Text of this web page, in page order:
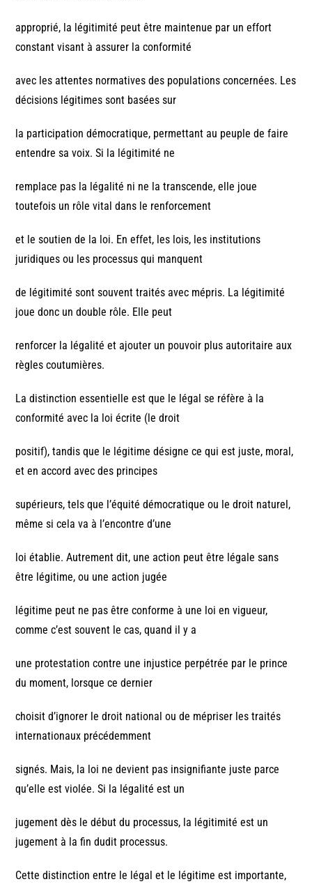
approprié, la légitimité peut être maintenue par un effort
constant visant à assurer la conformité
avec les attentes normatives des populations concernées. Les
décisions légitimes sont basées sur
la participation démocratique, permettant au peuple de faire
entendre sa voix. Si la légitimité ne
remplace pas la légalité ni ne la transcende, elle joue
toutefois un rôle vital dans le renforcement
et le soutien de la loi. En effet, les lois, les institutions
juridiques ou les processus qui manquent
de légitimité sont souvent traités avec mépris. La légitimité
joue donc un double rôle. Elle peut
renforcer la légalité et ajouter un pouvoir plus autoritaire aux
règles coutumières.
La distinction essentielle est que le légal se réfère à la
conformité avec la loi écrite (le droit
positif), tandis que le légitime désigne ce qui est juste, moral,
et en accord avec des principes
supérieurs, tels que l’équité démocratique ou le droit naturel,
même si cela va à l’encontre d’une
loi établie. Autrement dit, une action peut être légale sans
être légitime, ou une action jugée
légitime peut ne pas être conforme à une loi en vigueur,
comme c’est souvent le cas, quand il y a
une protestation contre une injustice perpétrée par le prince
du moment, lorsque ce dernier
choisit d’ignorer le droit national ou de mépriser les traités
internationaux précédemment
signés. Mais, la loi ne devient pas insignifiante juste parce
qu’elle est violée. Si la légalité est un
jugement dès le début du processus, la légitimité est un
jugement à la fin dudit processus.
Cette distinction entre le légal et le légitime est importante,